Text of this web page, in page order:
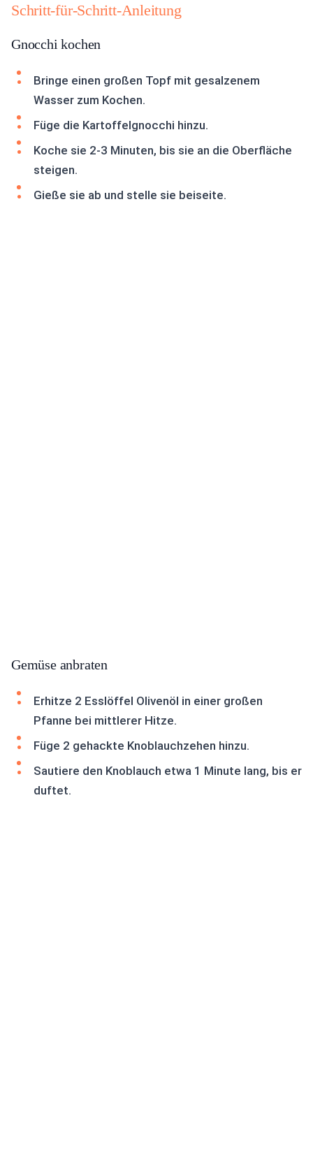
Schritt-für-Schritt-Anleitung
Gnocchi kochen
Bringe einen großen Topf mit gesalzenem
Wasser zum Kochen.
Füge die Kartoffelgnocchi hinzu.
Koche sie 2-3 Minuten, bis sie an die Oberfläche
steigen.
Gieße sie ab und stelle sie beiseite.
Gemüse anbraten
Erhitze 2 Esslöffel Olivenöl in einer großen
Pfanne bei mittlerer Hitze.
Füge 2 gehackte Knoblauchzehen hinzu.
Sautiere den Knoblauch etwa 1 Minute lang, bis er
duftet.